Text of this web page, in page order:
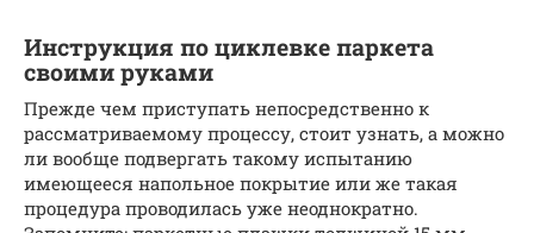
Инструкция по циклевке паркета
своими руками
Прежде чем приступать непосредственно к
рассматриваемому процессу, стоит узнать, а можно
ли вообще подвергать такому испытанию
имеющееся напольное покрытие или же такая
процедура проводилась уже неоднократно.